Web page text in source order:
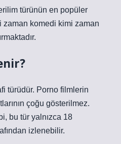
türünün en popüler
komedi kimi zaman
türüdür. Porno filmlerin
çoğu gösterilmez.
bu tür yalnızca 18
izlenebilir.